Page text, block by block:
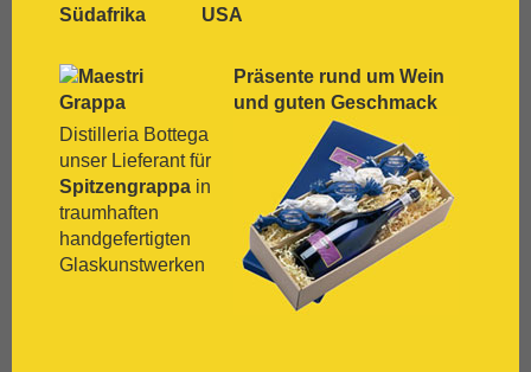
[:. Pinot Gris
[:. Pinot Noir
[:. Pinotage
Primitivo
[:. Refosco
[:. Riesling
[:. Rivaner
[:. Rote Malvasia
[:. Samtrot
[:. Sancerre
Südafrika USA
Distilleria Bottega
unser Lieferant für
Spitzengrappa in
traumhaften
handgefertigten
Glaskunstwerken
Präsente rund um Wein
und guten Geschmack